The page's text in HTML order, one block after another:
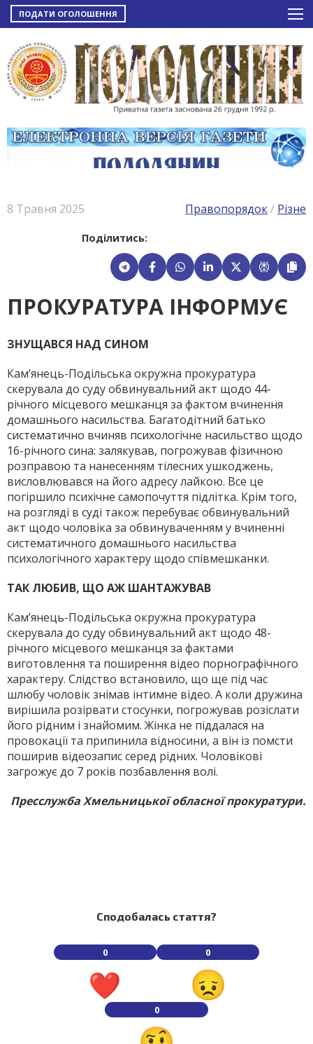
ПОДАТИ ОГОЛОШЕННЯ
8 Травня 2025 Правопорядок/ Різне
Поділитись:
ПРОКУРАТУРА ІНФОРМУЄ
ЗНУЩАВСЯ НАД СИНОМ
Кам’янець-Подільська окружна прокуратура
скерувала до суду обвинувальний акт щодо 44-
річного місцевого мешканця за фактом вчинення
домашнього насильства. Багатодітний батько
систематично вчиняв психологічне насильство щодо
16-річного сина: залякував, погрожував фізичною
розправою та нанесенням тілесних ушкоджень,
висловлювався на його адресу лайкою. Все це
погіршило психічне самопочуття підлітка. Крім того,
на розгляді в суді також перебуває обвинувальний
акт щодо чоловіка за обвинуваченням у вчиненні
систематичного домашнього насильства
психологічного характеру щодо співмешканки.
ТАК ЛЮБИВ, ЩО АЖ ШАНТАЖУВАВ
Кам’янець-Подільська окружна прокуратура
скерувала до суду обвинувальний акт щодо 48-
річного місцевого мешканця за фактами
виготовлення та поширення відео порнографічного
характеру. Слідство встановило, що ще під час
шлюбу чоловік знімав інтимне відео. А коли дружина
вирішила розірвати стосунки, погрожував розіслати
його рідним і знайомим. Жінка не піддалася на
провокації та припинила відносини, а він із помсти
поширив відео­запис серед рідних. Чоловікові
загрожує до 7 років позбавлення волі.
Пресслужба Хмельницької обласної прокуратури.
Сподобалась стаття?
0 0
0